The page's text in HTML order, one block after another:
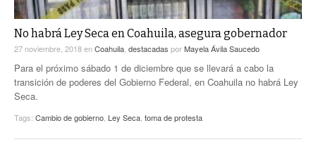
No habrá Ley Seca en Coahuila, asegura gobernador
27 noviembre, 2018enCoahuila destacadas porMayela Ávila Saucedo
Para el próximo sábado 1 de diciembre que se llevará a cabo la
transición de poderes del Gobierno Federal, en Coahuila no habrá Ley
Seca.
Tags: Cambio de gobierno Ley Seca toma de protesta